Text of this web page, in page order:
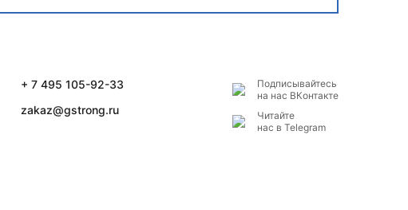
+ 7 495 105-92-33
zakaz@gstrong.ru
Подписывайтесь
на наc ВКонтакте
Читайте
нас в Telegram